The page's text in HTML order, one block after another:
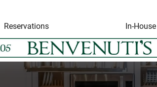
Reservations In-